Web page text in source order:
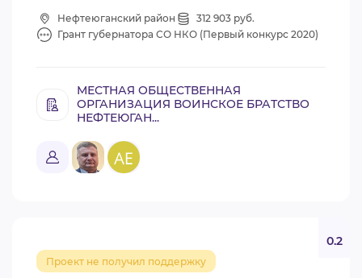
Нефтеюганский район
312 903 руб.
Грант губернатора СО НКО (Первый конкурс 2020)
МЕСТНАЯ ОБЩЕСТВЕННАЯ
ОРГАНИЗАЦИЯ ВОИНСКОЕ БРАТСТВО
НЕФТЕЮГАН...
Проект не получил поддержку
0.2